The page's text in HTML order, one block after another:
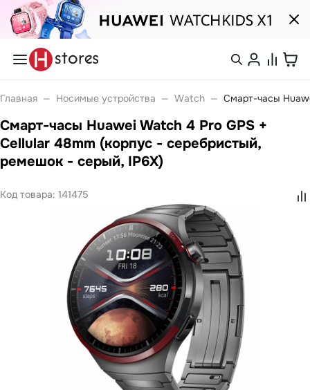
Каталог
Pura
Watch
Watch Fit
Watch GT
Watch Ultimate
Band 10
Band 11
MateBook
MateBook D
MateBook GT
Планшеты
MatePad Pro
MatePad SE
MatePad 11
MatePad 12
MatePad Mini
Мультимедиа
Наушники
Мониторы
Аксессуары
Главная — Носимые устройства — Watch — Смарт-часы
Смарт-часы Huawei Watch 4 Pro GPS +
Cellular 48mm (корпус - серебристый,
ремешок - серый, IP6X)
Код товара: 141475
Войти или
зарегистрироваться
Каталог
Покупателям